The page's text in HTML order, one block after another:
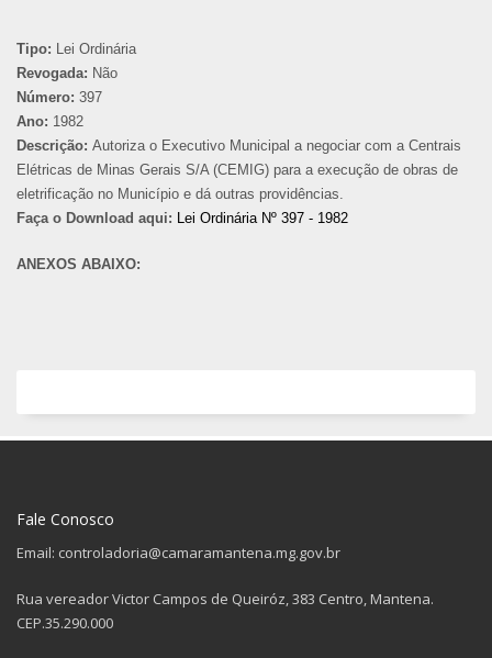
Tipo: Lei Ordinária
Revogada: Não
Número: 397
Ano: 1982
Descrição: Autoriza o Executivo Municipal a negociar com a Centrais
Elétricas de Minas Gerais S/A (CEMIG) para a execução de obras de
eletrificação no Município e dá outras providências.
Faça o Download aqui: Lei Ordinária Nº 397 - 1982
ANEXOS ABAIXO:
Fale Conosco
Email: controladoria@camaramantena.mg.gov.br
Rua vereador Victor Campos de Queiróz, 383 Centro, Mantena.
CEP.35.290.000